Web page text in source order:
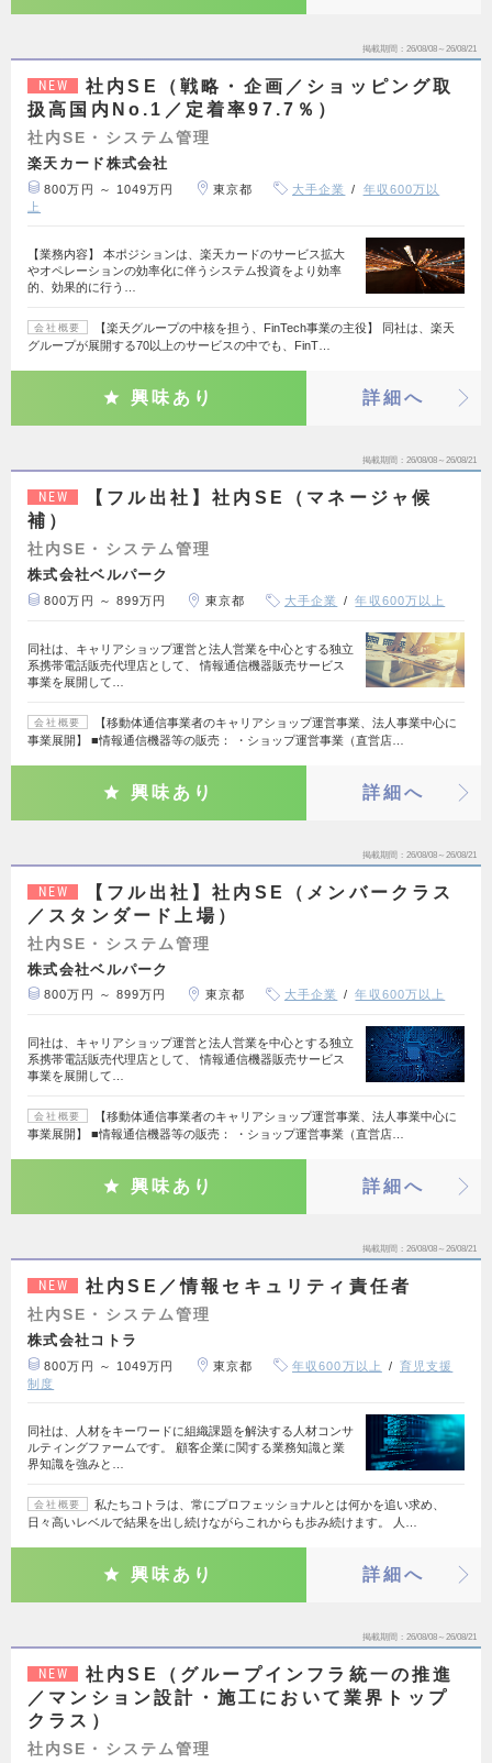
掲載期間 26/08/08～26/08/21
NEW
社内SE（戦略・企画／ショッピング取
扱高国内No.1／定着率97.7％）
社内SE・システム管理
楽天カード株式会社
800万円 ～ 1049万円 東京都 大手企業
年収600万以
上
【業務内容】 本ポジションは、楽天カードのサービス拡大
やオペレーションの効率化に伴うシステム投資をより効率
的、効果的に行う…
会社概要
【楽天グループの中核を担う、FinTech事業の主役】 同社は、楽天
グループが展開する70以上のサービスの中でも、FinT…
興味あり 詳細へ
掲載期間 26/08/08～26/08/21
NEW
【フル出社】社内SE（マネージャ候
補）
社内SE・システム管理
株式会社ベルパーク
800万円 ～ 899万円 東京都 大手企業 年収600万以上
同社は、キャリアショップ運営と法人営業を中心とする独立
系携帯電話販売代理店として、 情報通信機器販売サービス
事業を展開して…
会社概要
【移動体通信事業者のキャリアショップ運営事業、法人事業中心に
事業展開】 ■情報通信機器等の販売： ・ショップ運営事業（直営店…
興味あり 詳細へ
掲載期間 26/08/08～26/08/21
NEW
【フル出社】社内SE（メンバークラス
／スタンダード上場）
社内SE・システム管理
株式会社ベルパーク
800万円 ～ 899万円 東京都 大手企業 年収600万以上
同社は、キャリアショップ運営と法人営業を中心とする独立
系携帯電話販売代理店として、 情報通信機器販売サービス
事業を展開して…
会社概要
【移動体通信事業者のキャリアショップ運営事業、法人事業中心に
事業展開】 ■情報通信機器等の販売： ・ショップ運営事業（直営店…
興味あり 詳細へ
掲載期間 26/08/08～26/08/21
NEW 社内SE／情報セキュリティ責任者
社内SE・システム管理
株式会社コトラ
800万円 ～ 1049万円 東京都 年収600万以上
育児支援
制度
同社は、人材をキーワードに組織課題を解決する人材コンサ
ルティングファームです。 顧客企業に関する業務知識と業
界知識を強みと…
会社概要
私たちコトラは、常にプロフェッショナルとは何かを追い求め、
日々高いレベルで結果を出し続けながらこれからも歩み続けます。 人…
興味あり 詳細へ
掲載期間 26/08/08～26/08/21
NEW
社内SE（グループインフラ統一の推進
／マンション設計・施工において業界トップ
クラス）
社内SE・システム管理